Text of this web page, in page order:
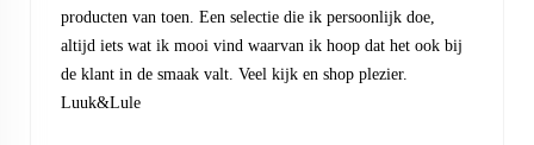
producten van toen. Een selectie die ik persoonlijk doe,
altijd iets wat ik mooi vind waarvan ik hoop dat het ook bij
de klant in de smaak valt. Veel kijk en shop plezier.
Luuk&Lule